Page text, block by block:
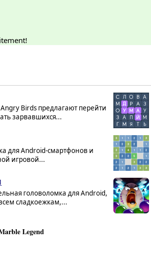
Birds предлагают перейти
зарвавшихся...
для Android-смартфонов и
игровой...
головоломка для Android,
сладкоежкам,...
Legend